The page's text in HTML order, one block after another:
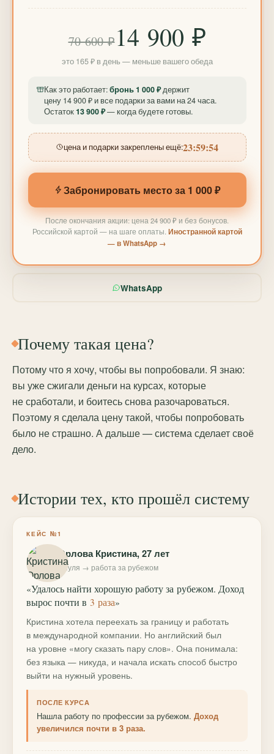
70 600 ₽14 900 ₽
это 165 ₽ в день — меньше вашего обеда
Как это работает:бронь 1 000 ₽держит
цену 14 900 ₽ и все подарки за вами на 24 часа.
Остаток13 900 ₽— когда будете готовы.
цена и подарки закреплены ещё:23:59:51
Забронировать место за 1 000 ₽
После окончания акции: цена 24 900 ₽ и без бонусов.
Российской картой — на шаге оплаты. Иностранной картой
— в WhatsApp →
WhatsApp
Почему такая цена?
Потому что я хочу, чтобы вы попробовали. Я знаю:
вы уже сжигали деньги на курсах, которые
не сработали, и боитесь снова разочароваться.
Поэтому я сделала цену такой, чтобы попробовать
было не страшно. А дальше — система сделает своё
дело.
Истории тех, кто прошёл систему
КЕЙС №1
Орлова Кристина, 27 лет
с нуля → работа за рубежом
«Удалось найти хорошую работу за рубежом. Доход
вырос почти в 3 раза»
Кристина хотела переехать за границу и работать
в международной компании. Но английский был
на уровне «могу сказать пару слов». Она понимала:
без языка — никуда, и начала искать способ быстро
выйти на нужный уровень.
ПОСЛЕ КУРСА
Нашла работу по профессии за рубежом. Доход
увеличился почти в 3 раза.